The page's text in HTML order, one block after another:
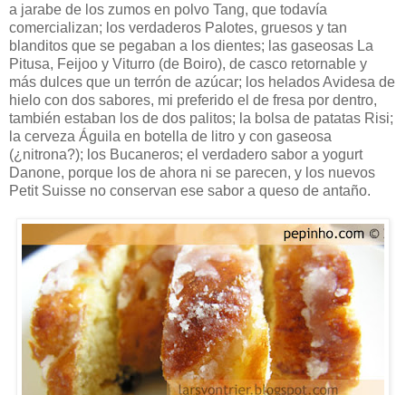
a jarabe de los zumos en polvo Tang, que todavía
comercializan; los verdaderos Palotes, gruesos y tan
blanditos que se pegaban a los dientes; las gaseosas La
Pitusa, Feijoo y Viturro (de Boiro), de casco retornable y
más dulces que un terrón de azúcar; los helados Avidesa de
hielo con dos sabores, mi preferido el de fresa por dentro,
también estaban los de dos palitos; la bolsa de patatas Risi;
la cerveza Águila en botella de litro y con gaseosa
(¿nitrona?); los Bucaneros; el verdadero sabor a yogurt
Danone, porque los de ahora ni se parecen, y los nuevos
Petit Suisse no conservan ese sabor a queso de antaño.